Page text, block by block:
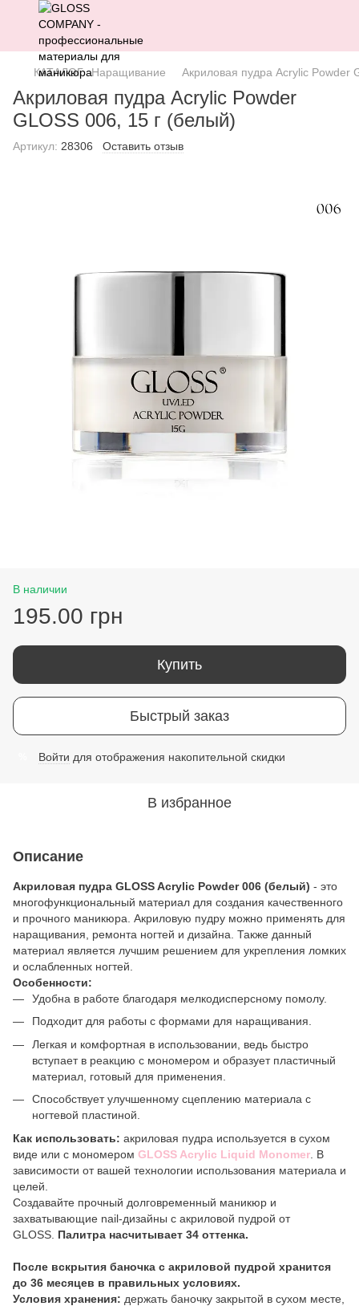
КАТАЛОГ Наращивание Акриловая пудра Acrylic Powder
Акриловая пудра Acrylic Powder
GLOSS 006, 15 г (белый)
Артикул: 28306 Оставить отзыв
В наличии
195.00 грн
Купить
Быстрый заказ
Войти для отображения накопительной скидки
В избранное
Описание
Акриловая пудра GLOSS Acrylic Powder 006 (белый) - это
многофункциональный материал для создания качественного
и прочного маникюра. Акриловую пудру можно применять для
наращивания, ремонта ногтей и дизайна. Также данный
материал является лучшим решением для укрепления ломких
и ослабленных ногтей.
Особенности:
Удобна в работе благодаря мелкодисперсному помолу.
Подходит для работы с формами для наращивания.
Легкая и комфортная в использовании, ведь быстро
вступает в реакцию с мономером и образует пластичный
материал, готовый для применения.
Способствует улучшенному сцеплению материала с
ногтевой пластиной.
Как использовать: акриловая пудра используется в сухом
виде или с мономером GLOSS Acrylic Liquid Monomer . В
зависимости от вашей технологии использования материала и
целей.
Создавайте прочный долговременный маникюр и
захватывающие nail-дизайны с акриловой пудрой от
GLOSS. Палитра насчитывает 34 оттенка.
После вскрытия баночка с акриловой пудрой хранится
до 36 месяцев в правильных условиях.
Условия хранения: держать баночку закрытой в сухом месте,